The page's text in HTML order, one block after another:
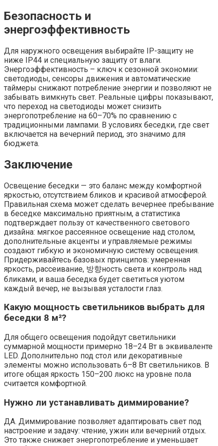
Безопасность и
энергоэффективность
Для наружного освещения выбирайте IP-защиту не
ниже IP44 и специальную защиту от влаги.
Энергоэффективность – ключ к сезонной экономии:
светодиоды, сенсоры движения и автоматические
таймеры снижают потребление энергии и позволяют не
забывать вимкнуть свет. Реальные цифры показывают,
что переход на светодиоды может снизить
энергопотребление на 60–70% по сравнению с
традиционными лампами. В условиях беседки, где свет
включается на вечерний период, это значимо для
бюджета.
Заключение
Освещение беседки — это баланс между комфортной
яркостью, отсутствием бликов и красивой атмосферой.
Правильная схема может сделать вечернее пребывание
в беседке максимально приятным, а статистика
подтверждает пользу от качественного светового
дизайна: мягкое рассеянное освещение над столом,
дополнительные акценты и управляемые режимы
создают гибкую и экономичную систему освещения.
Придерживайтесь базовых принципов: умеренная
яркость, рассеивание, 방향ность света и контроль над
бликами, и ваша беседка будет светиться уютом
каждый вечер, не вызывая усталости глаз.
Какую мощность светильников выбрать для
беседки 8 м²?
Для общего освещения подойдут светильники
суммарной мощности примерно 18–24 Вт в эквиваленте
LED. Дополнительно под стол или декоративные
элементы можно использовать 6–8 Вт светильников. В
итоге общая яркость 150–200 люкс на уровне пола
считается комфортной.
Нужно ли устанавливать диммирование?
ДА. Диммирование позволяет адаптировать свет под
настроение и задачу: чтение, ужин или вечерний отдых.
Это также снижает энергопотребление и уменьшает